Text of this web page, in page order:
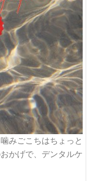
みごこちはちょっと
かげで、デンタルケ